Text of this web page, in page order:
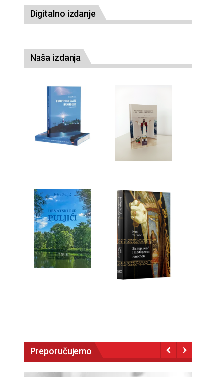
Digitalno izdanje
Naša izdanja
Preporučujemo